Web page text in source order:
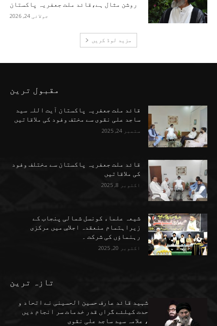
روشن مثال ہے،قائد ملت جعفریہ پاکستان
جولائی 24, 2026
مزید لوڈ کریں
مقبول ترین
قائد ملت جعفریہ پاکستان آیت اللہ سید
ساجد علی نقوی سے مختف وفود کی ملاقاتیں
ستمبر 24, 2025
قائد ملت جعفریہ پاکستان سے مختلف وفود
کی ملاقاتیں
اکتوبر 8, 2025
شیعہ علماء کونسل شمالی پنجاب کے
زیراہتمام منعقدہ اجلاسِ میں مرکزی
رہنماؤں کی شرکت ۔
اکتوبر 20, 2025
تازہ ترین
شہید قائد عارف حسین الحسینی نے اتحاد و
حدت کیلئے گراں قدر خدمات سر انجام دیں
، علامہ سید ساجد علی نقوی